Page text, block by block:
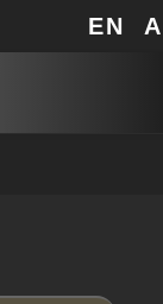
網站地圖
EN A